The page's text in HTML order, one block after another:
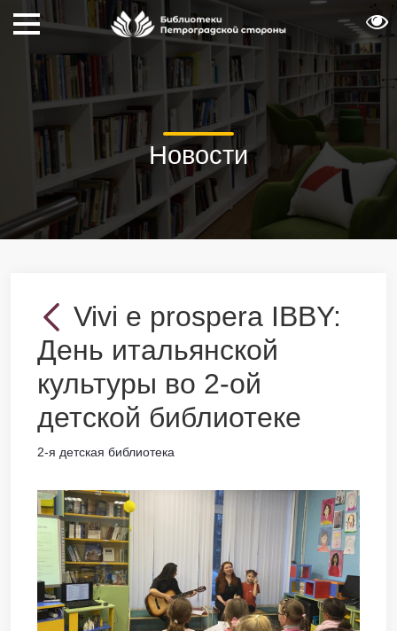
Новости
Vivi e prospera IBBY:
День итальянской
культуры во 2-ой
детской библиотеке
2-я детская библиотека